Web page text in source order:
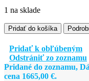
1 na sklade
množstvo
Dámska
retiazka
zlatá
AURDA000949
Pridať do košíka
Pridať k obľúbeným
Odstrániť zo zoznamu
Pridané do zoznamu,
cena 1665,00 €.